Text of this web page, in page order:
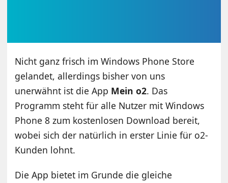
Nicht ganz frisch im Windows Phone Store
gelandet, allerdings bisher von uns
unerwähnt ist die App Mein o2. Das
Programm steht für alle Nutzer mit Windows
Phone 8 zum kostenlosen Download bereit,
wobei sich der natürlich in erster Linie für o2-
Kunden lohnt.
Die App bietet im Grunde die gleiche